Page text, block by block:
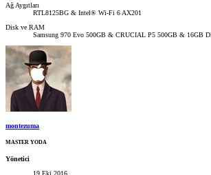
Ağ Aygıtları
RTL8125BG & Intel® Wi-Fi 6 AX201
Disk ve RAM
Samsung 970 Evo 500GB & CRUCIAL P5 500GB & 16GB
montezuma
MASTER YODA
Yönetici
19 Eki 2016